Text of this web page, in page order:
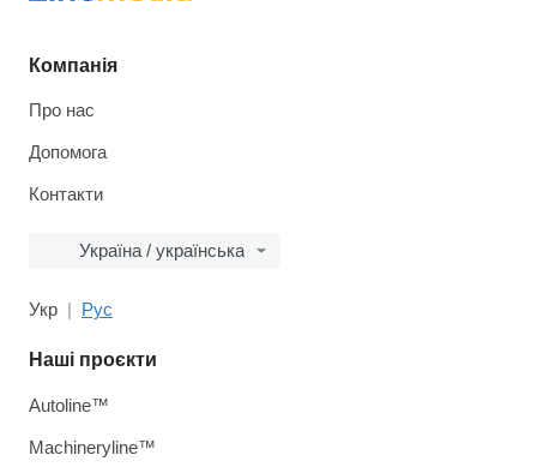
Компанія
Про нас
Допомога
Контакти
Україна / українська
Укр Рус
Наші проєкти
Autoline™
Machineryline™